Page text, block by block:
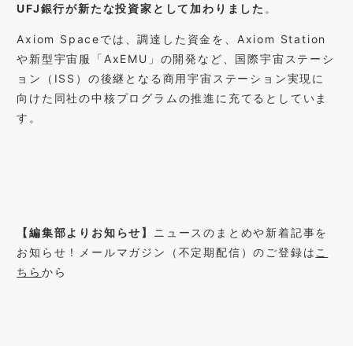
UFJ銀行が新たな投資家として加わりました 。
Axiom Spaceでは、調達した資金を、Axiom Station
や新型宇宙服「AxEMU」の開発など、国際宇宙ステーシ
ョン（ISS）の後継となる商用宇宙ステーション実現に
向けた同社の中核プログラムの推進に充てるとしていま
す。
【編集部よりお知らせ】
ニュースのまとめや新着記事を
お知らせ！メールマガジン（不定期配信）のご登録は こ
ちら から